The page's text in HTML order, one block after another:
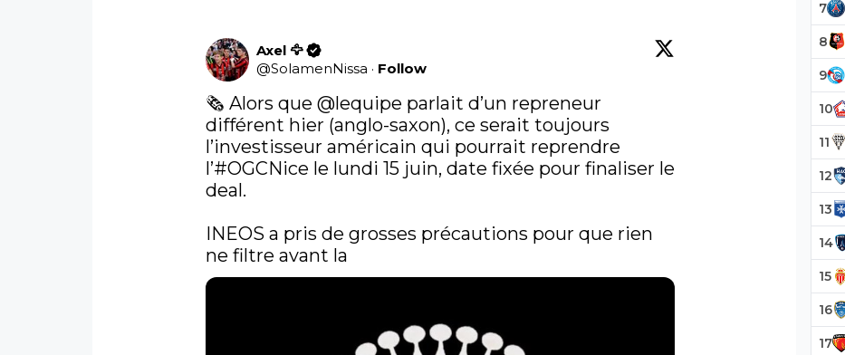
Axel 🦅
@SolamenNissa · Follow
🗞️ Alors que @lequipe parlait d’un repreneur
différent hier (anglo-saxon), ce serait toujours
l’investisseur américain qui pourrait reprendre
l’#OGCNice le lundi 15 juin, date fixée pour finaliser le
deal.
INEOS a pris de grosses précautions pour que rien
ne filtre avant la
7
8
9
10
11
12
13
14
15
16
17